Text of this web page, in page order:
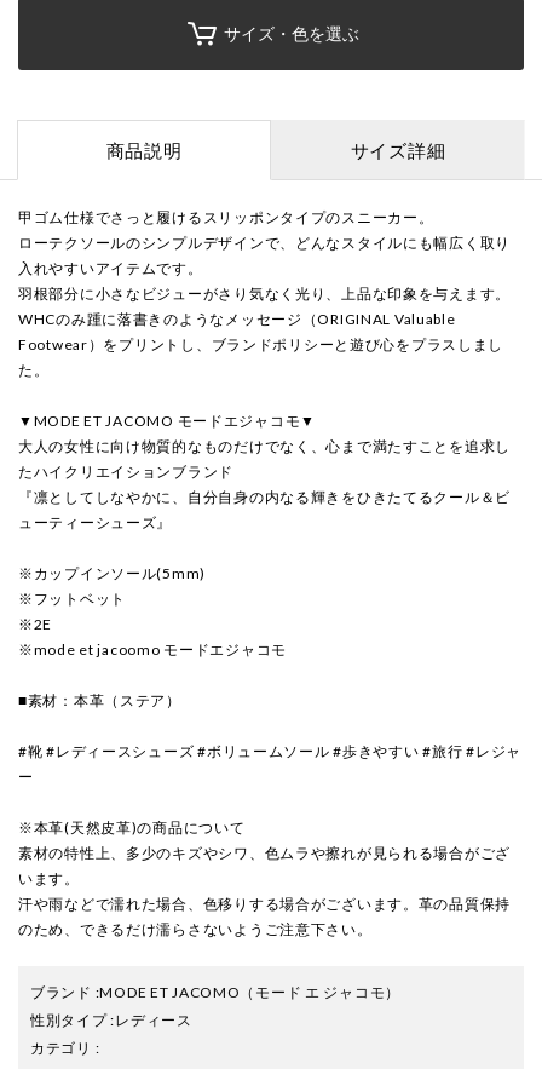
サイズ・色を選ぶ
商品説明 サイズ詳細
甲ゴム仕様でさっと履けるスリッポンタイプのスニーカー。
ローテクソールのシンプルデザインで、どんなスタイルにも幅広く取り
入れやすいアイテムです。
羽根部分に小さなビジューがさり気なく光り、上品な印象を与えます。
WHCのみ踵に落書きのようなメッセージ（ORIGINAL Valuable
Footwear）をプリントし、ブランドポリシーと遊び心をプラスしまし
た。
▼MODE ET JACOMO モードエジャコモ▼
大人の女性に向け物質的なものだけでなく、心まで満たすことを追求し
たハイクリエイションブランド
『凛としてしなやかに、自分自身の内なる輝きをひきたてるクール＆ビ
ューティーシューズ』
※カップインソール(5mm)
※フットベット
※2E
※mode et jacoomo モードエジャコモ
■素材：本革（ステア）
#靴 #レディースシューズ #ボリュームソール #歩きやすい #旅行 #レジャ
ー
※本革(天然皮革)の商品について
素材の特性上、多少のキズやシワ、色ムラや擦れが見られる場合がござ
います。
汗や雨などで濡れた場合、色移りする場合がございます。革の品質保持
のため、できるだけ濡らさないようご注意下さい。
ブランド :MODE ET JACOMO （モード エ ジャコモ）
性別タイプ:レディース
カテゴリ :